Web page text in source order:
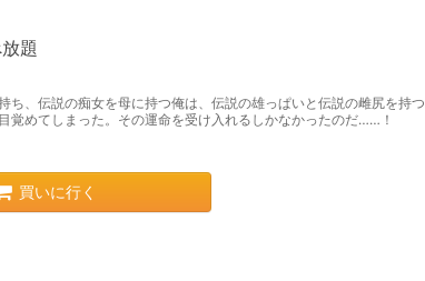
題
ち、伝説の痴女を母に持つ俺は、伝説の雄っぱいと伝説の雌尻を持
覚めてしまった。その運命を受け入れるしかなかったのだ……！
買いに行く